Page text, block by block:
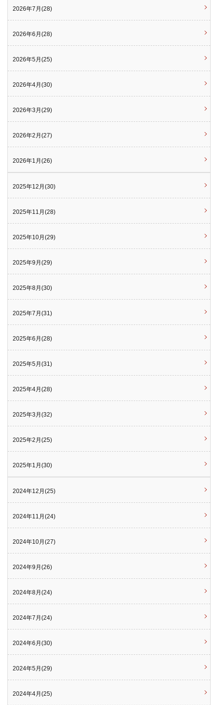
2026年7月(28)
2026年6月(28)
2026年5月(25)
2026年4月(30)
2026年3月(29)
2026年2月(27)
2026年1月(26)
2025年12月(30)
2025年11月(28)
2025年10月(29)
2025年9月(29)
2025年8月(30)
2025年7月(31)
2025年6月(28)
2025年5月(31)
2025年4月(28)
2025年3月(32)
2025年2月(25)
2025年1月(30)
2024年12月(25)
2024年11月(24)
2024年10月(27)
2024年9月(26)
2024年8月(24)
2024年7月(24)
2024年6月(30)
2024年5月(29)
2024年4月(25)